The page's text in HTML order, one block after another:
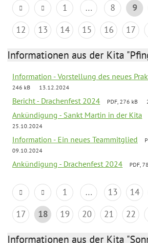
1 ... 8 9
12
13 14 15 16 17
Informationen aus der Kita
Information - Vorstellung des neues
246 kB
13.12.2024
Bericht - Drachenfest 2024 PDF, 276 kB
Ankündigung - Sankt Martin in der Kita
25.10.2024
Information - Ein neues Teammitglied
09.10.2024
Ankündigung - Drachenfest 2024 PDF,
1 ... 13 14
17
18 19 20 21 22
Informationen aus der Kita